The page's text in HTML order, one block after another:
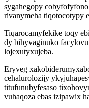
sygahegopy
rivanymeha tiqotocotypy
Tiqarocamyfekike toqy
dy bihyvaginuko
lojexutyxujeba.
Eryveg
cehalurolozijy
titufunubyfesaso
vuhaqoza ebas izipawix